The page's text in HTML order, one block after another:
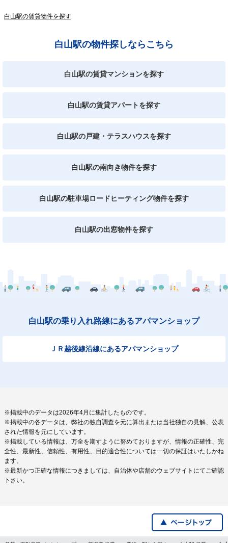
白山駅の賃貸物件を探す
白山駅の物件探しならこちら
白山駅の賃貸マンションを探す
白山駅の賃貸アパートを探す
白山駅の戸建・テラスハウスを探す
白山駅の南向き物件を探す
白山駅の駐車場ロードヒーティング物件を探す
白山駅の出窓物件を探す
白山駅の乗り入れ路線にあるアパマンショップ
ＪＲ越後線沿線にあるアパマンショップ
※掲載中のデータは2026年4月に集計したものです。
※掲載中の各データは、弊社の独自調査を元に算出または当社独自の見解、公表
された情報を元にしています。
※掲載している情報は、万全を期すように努めておりますが、情報の正確性、完
全性、最新性、信頼性、有用性、目的適合性については一切の保証はいたしかね
ます。
※最新かつ正確な情報につきましては、自治体や店舗のウェブサイトにてご確認
下さい。